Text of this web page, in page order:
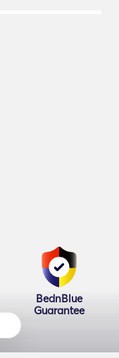
BednBlue
Guarantee